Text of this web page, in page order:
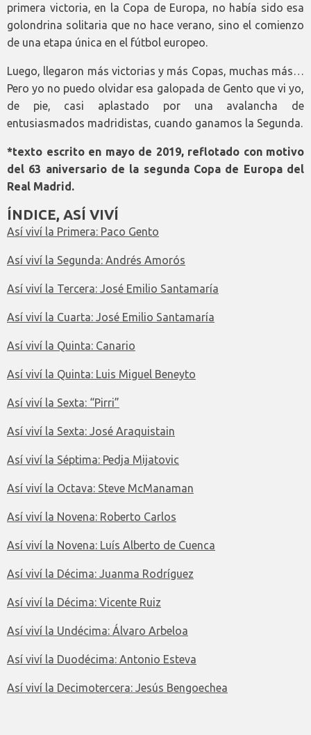
primera victoria, en la Copa de Europa, no había sido esa
golondrina solitaria que no hace verano, sino el comienzo
de una etapa única en el fútbol europeo.
Luego, llegaron más victorias y más Copas, muchas más…
Pero yo no puedo olvidar esa galopada de Gento que vi yo,
de pie, casi aplastado por una avalancha de
entusiasmados madridistas, cuando ganamos la Segunda.
*texto escrito en mayo de 2019, reflotado con motivo
del 63 aniversario de la segunda Copa de Europa del
Real Madrid.
ÍNDICE, ASÍ VIVÍ
Así viví la Primera: Paco Gento
Así viví la Segunda: Andrés Amorós
Así viví la Tercera: José Emilio Santamaría
Así viví la Cuarta: José Emilio Santamaría
Así viví la Quinta: Canario
Así viví la Quinta: Luis Miguel Beneyto
Así viví la Sexta: “Pirri”
Así viví la Sexta: José Araquistain
Así viví la Séptima: Pedja Mijatovic
Así viví la Octava: Steve McManaman
Así viví la Novena: Roberto Carlos
Así viví la Novena: Luís Alberto de Cuenca
Así viví la Décima: Juanma Rodríguez
Así viví la Décima: Vicente Ruiz
Así viví la Undécima: Álvaro Arbeloa
Así viví la Duodécima: Antonio Esteva
Así viví la Decimotercera: Jesús Bengoechea